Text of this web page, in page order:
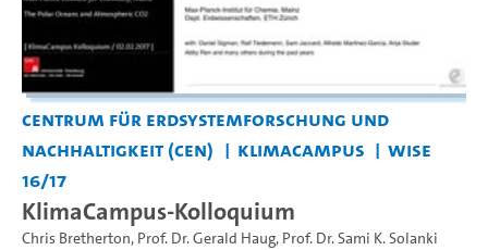
Centrum für Erdsystemforschung und
Nachhaltigkeit (CEN)
KlimaCampus
WiSe
16/17
KlimaCampus-Kolloquium
Chris Bretherton, Prof. Dr. Gerald Haug, Prof. Dr. Sami K. Solanki